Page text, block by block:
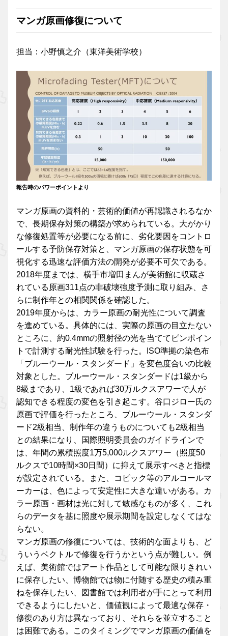
マンガ原画修復について
担当：小野慎之介（東洋美術学校）
報告時のパワーポイントより
マンガ原画の資料的・芸術的価値が再認識されるなか
で、長期保存対策の構築が求められている。大がかり
な修復処置等が必要になる前に、劣化要因をコントロ
ールする予防保存対策と、マンガ原画の保存状態を可
視化する迅速な評価方法の開発が必要不可欠である。
2018年度までは、横手市増田まんが美術館に収蔵さ
れている原画311点の非破壊強度予測に取り組み、さ
らに制作年との相関関係を確認した。
2019年度からは、カラー原画の耐光性について調査
を進めている。具体的には、実際の原画の目立たない
ところに、約0.4mmの照射径の光を当ててピンポイン
トで計測する耐光性試験を行った。ISO準拠の染色布
「ブルーウール・スタンダード」を変色度合いの比較
対象とした。ブルーウール・スタンダードは1級から
8級まであり、1級であれば30万ルクスアワーで人が
認知できる程度の変色を引き起こす。谷口ジロー氏の
原画で評価を行ったところ、ブルーウール・スタンダ
ード2級相当、制作年の違うものについても2級相当
との結果になり、国際照明委員会のガイドラインで
は、年間の累積照度1万5,000ルクスアワー（照度50
ルクスで10時間×30日間）に抑えて展示すべきと指標
が設定されている。また、コピック等のアルコールマ
ーカーは、色によって安定性に大きな違いがある。カ
ラー原画・画材は光に対して敏感なものが多く、これ
らのデータを基に照度や展示期間を設定しなくてはな
らない。
マンガ原画の修復については、技術的な面よりも、ど
ういうベクトルで修復を行うかという点が難しい。例
えば、美術館ではアート作品として可能な限りきれい
に保存したい、博物館では物に付随する歴史の積み重
ねを保存したい、図書館では利用者が手にとって利用
できるようにしたいと、価値観によって最適な保存・
修復のあり方は異なっており、それらを並立すること
は困難である。このタイミングでマンガ原画の価値を